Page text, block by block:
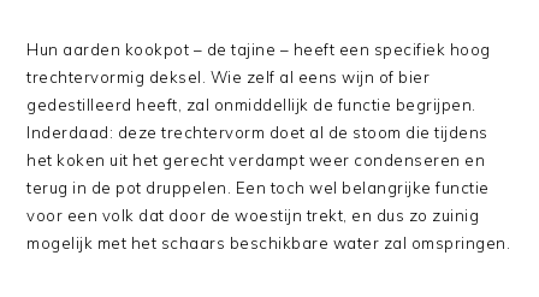
Hun aarden kookpot – de tajine – heeft een specifiek hoog
trechtervormig deksel. Wie zelf al eens wijn of bier
gedestilleerd heeft, zal onmiddellijk de functie begrijpen.
Inderdaad: deze trechtervorm doet al de stoom die tijdens
het koken uit het gerecht verdampt weer condenseren en
terug in de pot druppelen. Een toch wel belangrijke functie
voor een volk dat door de woestijn trekt, en dus zo zuinig
mogelijk met het schaars beschikbare water zal omspringen.